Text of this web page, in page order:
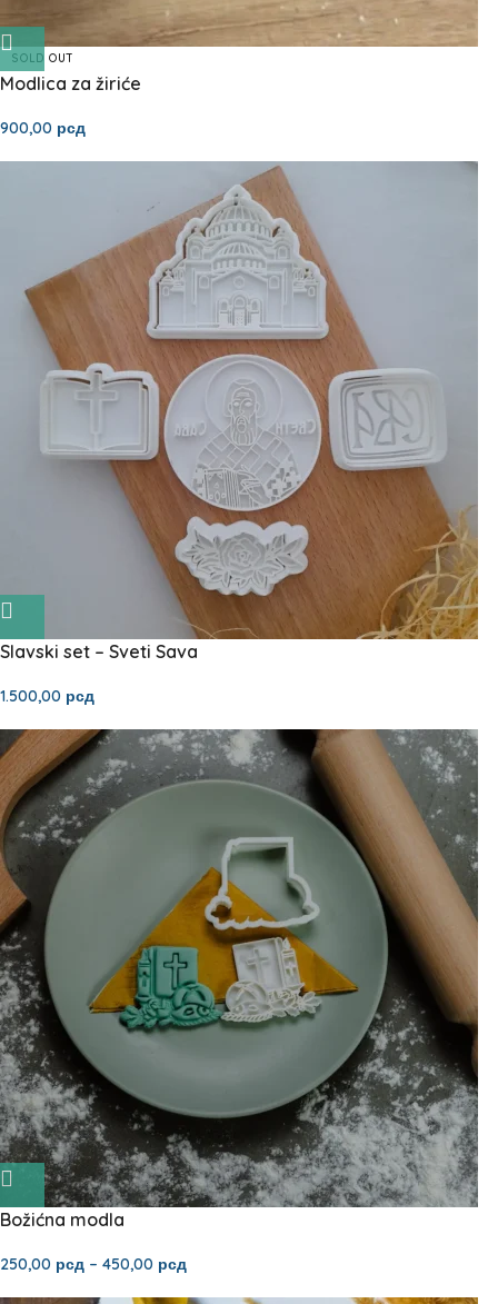
SOLD OUT
Modlica za žiriće
900,00 рсд
Slavski set – Sveti Sava
1.500,00 рсд
Božićna modla
250,00 рсд – 450,00 рсд